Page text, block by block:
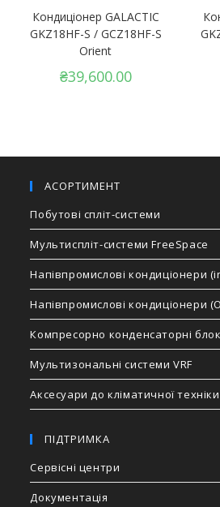
Кондиціонер GALACTIC
GKZ18HF-S / GCZ18HF-S
Orient
₴39,600.00
АСОРТИМЕНТ
Побутові спліт-системи
Мультиспліт-системи FreeSpace
Напівпромислові кондиціонери
Напівпромислові кондиціонери
Компресорно конденсаторні
Мультизональні системи VRF
Аксесуари до кліматичної техніки
ПІДТРИМКА
Сервісні центри
Документація